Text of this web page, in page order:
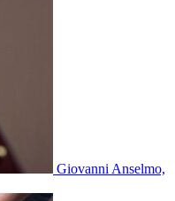
Giovanni Anselmo,